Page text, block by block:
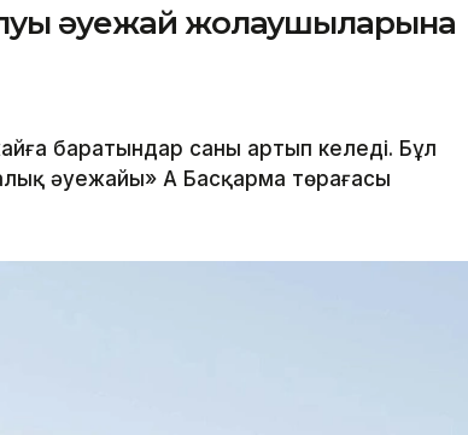
әуежай жолаушыларына
баратындар саны артып келеді. Бұл
әуежайы» АҚ Басқарма төрағасы